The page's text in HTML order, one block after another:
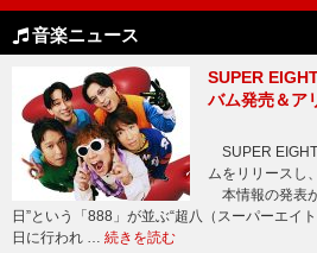
音楽ニュース
SUPER
バム発売＆ア
SUPER
ムをリリースし
本情報の発表
日”という「888」が並ぶ“超八（スーパーエイ
日に行われ … 続きを読む